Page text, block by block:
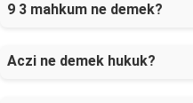
9 3 mahkum ne demek?
Aczi ne demek hukuk?